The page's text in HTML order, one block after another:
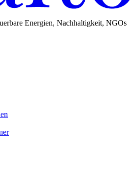
Energien, Nachhaltigkeit, NGOs